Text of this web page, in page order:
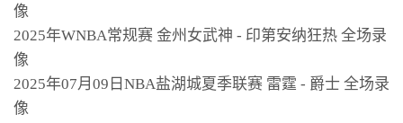
像
2025年WNBA常规赛 金州女武神 - 印第安纳狂热 全场录
像
2025年07月09日NBA盐湖城夏季联赛 雷霆 - 爵士 全场录
像